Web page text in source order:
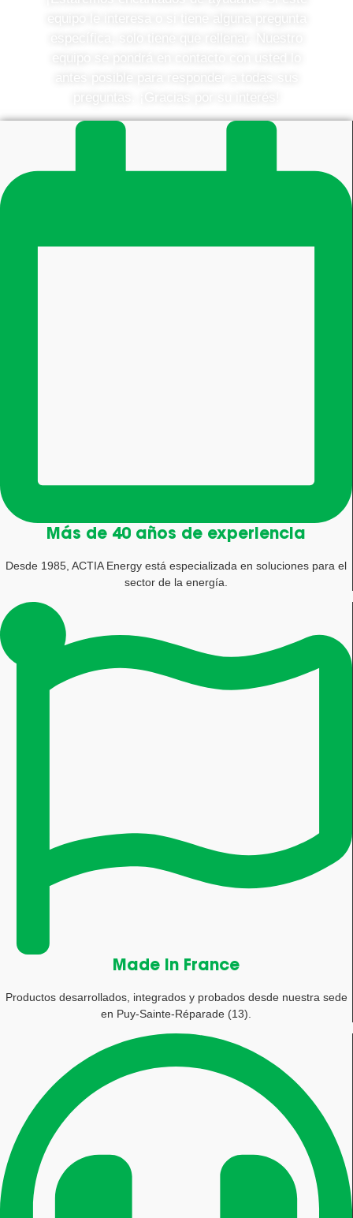
Más de 40 años de experiencia
Desde 1985, ACTIA Energy está especializada en soluciones para el
sector de la energía.
Made in France
Productos desarrollados, integrados y probados desde nuestra sede
en Puy-Sainte-Réparade (13).